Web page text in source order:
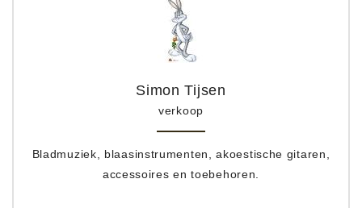
Simon Tijsen
verkoop
Bladmuziek, blaasinstrumenten, akoestische gitaren,
accessoires en toebehoren.